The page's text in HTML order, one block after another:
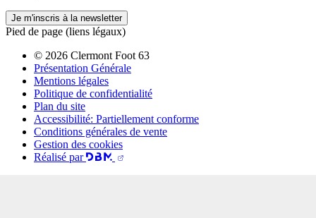
Je m'inscris à la newsletter
Pied de page (liens légaux)
© 2026 Clermont Foot 63
Présentation Générale
Mentions légales
Politique de confidentialité
Plan du site
Accessibilité: Partiellement conforme
Conditions générales de vente
Gestion des cookies
Réalisé par